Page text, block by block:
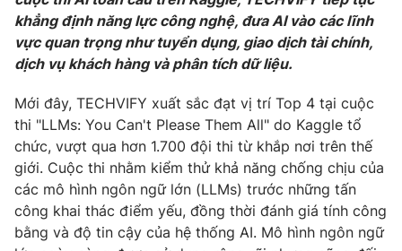
Câu chuyện quốc tế
Thị trường
Góc doanh nghiệp
Dữ liệu và đời sống
Truyền hình
Phim VTV
Hậu trường
Nhân vật
Khán giả
Giải sao mai
Giải trí
Điện ảnh
Âm nhạc
Sao
Đời sống
Du lịch
Làm đẹp
Giáo dục
khẳng định năng lực công nghệ, đưa AI vào các lĩnh
vực quan trọng như tuyển dụng, giao dịch tài chính,
dịch vụ khách hàng và phân tích dữ liệu.
Mới đây, TECHVIFY xuất sắc đạt vị trí Top 4 tại cuộc
thi "LLMs: You Can't Please Them All" do Kaggle tổ
chức, vượt qua hơn 1.700 đội thi từ khắp nơi trên thế
giới. Cuộc thi nhằm kiểm thử khả năng chống chịu của
các mô hình ngôn ngữ lớn (LLMs) trước những tấn
công khai thác điểm yếu, đồng thời đánh giá tính công
bằng và độ tin cậy của hệ thống AI. Mô hình ngôn ngữ